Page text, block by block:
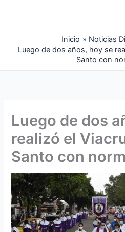
Inicio
Noticias
Luego de dos años, hoy se
Santo con
Luego de dos
realizó el
Santo con